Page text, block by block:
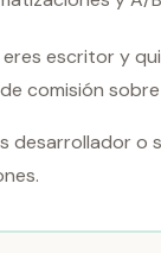
eres escritor y
comisión
desarrollador o